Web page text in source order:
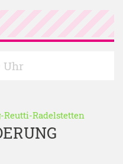
Uhr
Radelstetten